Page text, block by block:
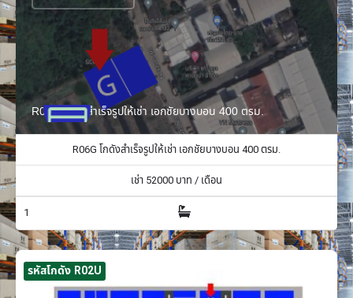
R06G โกดังสำเร็จรูปให้เช่า เอกชัยบางบอน 400 ตรม.
R06G โกดังสำเร็จรูปให้เช่า เอกชัยบางบอน 400 ตรม.
เช่า 52000 บาท / เดือน
1
รหัสโกดัง R02U